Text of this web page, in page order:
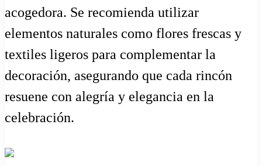
acogedora. Se recomienda utilizar
elementos naturales como flores frescas y
textiles ligeros para complementar la
decoración, asegurando que cada rincón
resuene con alegría y elegancia en la
celebración.